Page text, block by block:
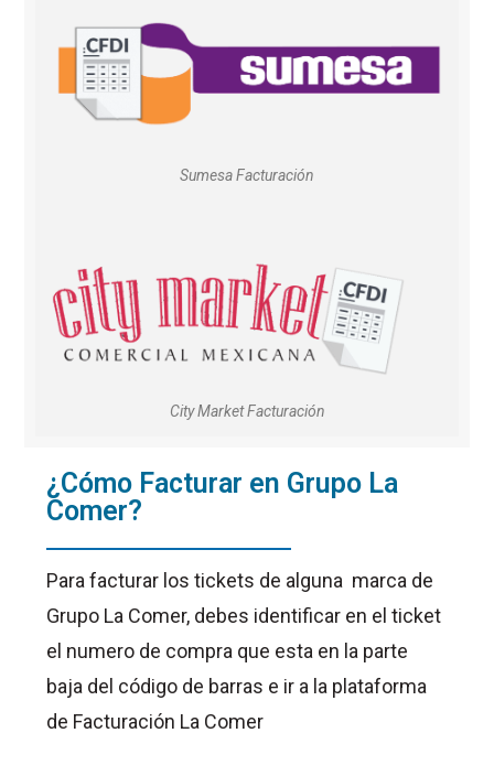
Sumesa Facturación
City Market Facturación
¿Cómo Facturar en Grupo La
Comer?
Para facturar los tickets de alguna marca de
Grupo La Comer, debes identificar en el ticket
el numero de compra que esta en la parte
baja del código de barras e ir a la plataforma
de Facturación La Comer